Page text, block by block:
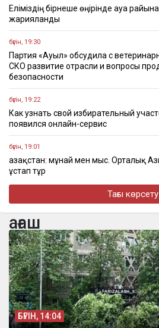
Еліміздің бірнеше өңірінде ауа
жарияланды
бүгін, 19:30
Партия «Ауыл» обсудила с
СКО развитие отрасли и вопросы
безопасности
бүгін, 19:22
Как узнать свой избирательный
появился онлайн-сервис
бүгін, 19:01
Қазақстан: мұнай мен мыс. Орталық
ұстап тұр
бүгін, 18:10
На Казахстан надвигается новая
Тағы көрсету
ағаш
БҮГІН, 14:04